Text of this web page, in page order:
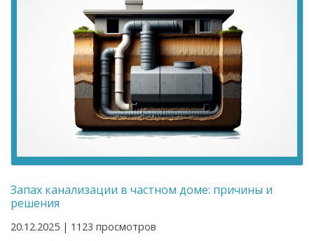
Запах канализации в частном доме: причины и
решения
20.12.2025 | 1123 просмотров